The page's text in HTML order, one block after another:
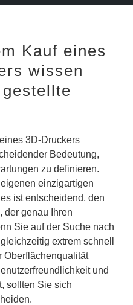
Kauf eines
wissen
3D-Druckers
Bedeutung,
zu definieren.
einzigartigen
ist entscheidend, den
der genau Ihren
Sie auf der Suche nach
extrem schnell
Oberflächenqualität
und
sollten Sie sich